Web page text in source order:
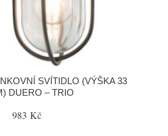
SVÍTIDLO (VÝŠKA 33
DUERO – TRIO
983 Kč